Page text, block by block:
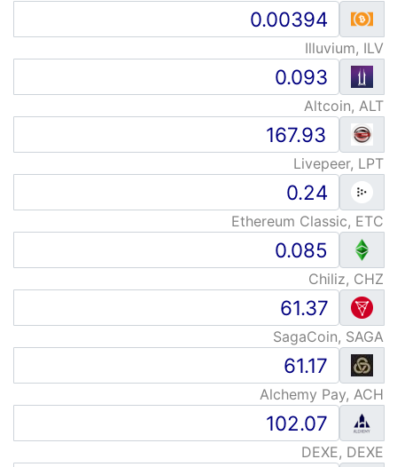
Illuvium, ILV
Altcoin, ALT
Livepeer, LPT
Ethereum Classic, ETC
Chiliz, CHZ
SagaCoin, SAGA
Alchemy Pay, ACH
DEXE, DEXE